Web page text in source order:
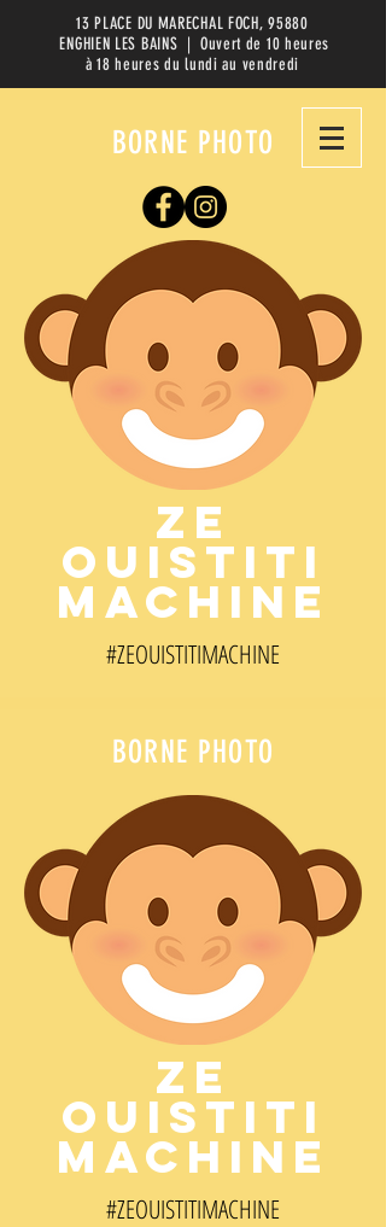
13 PLACE DU MARECHAL FOCH, 95880
ENGHIEN LES BAINS | Ouvert de 10 heures
à 18 heures du lundi au vendredi
BORNE PHOTO
ZE
OUISTITI
MACHINE
#ZEOUISTITIMACHINE
BORNE PHOTO
ZE
OUISTITI
MACHINE
#ZEOUISTITIMACHINE